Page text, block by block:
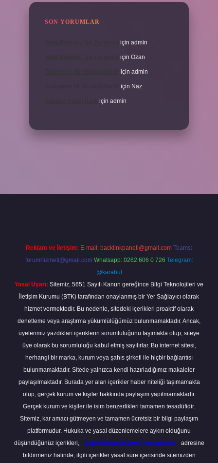
SON YORUMLAR
için admin
için Ozan
için admin
için Naz
için admin
Reklam ve İletişim: E-mail: backlinkpaneli@gmail.com Teams:
forumhizmeti@gmail.com Whatsapp: 0262 606 0 726 Telegram:
@karabul
Yasal Uyarı: Sitemiz, 5651 Sayılı Kanun gereğince Bilgi Teknolojileri ve
İletişim Kurumu (BTK) tarafından onaylanmış bir Yer Sağlayıcı olarak
hizmet vermektedir. Bu nedenle, sitedeki içerikleri proaktif olarak
denetleme veya araştırma yükümlülüğümüz bulunmamaktadır. Ancak,
üyelerimiz yazdıkları içeriklerin sorumluluğunu taşımakta olup, siteye
üye olarak bu sorumluluğu kabul etmiş sayılırlar. Bu internet sitesi,
herhangi bir marka, kurum veya şahıs şirketi ile hiçbir bağlantısı
bulunmamaktadır. Sitede yalnızca kendi hazırladığımız makaleler
paylaşılmaktadır. Burada yer alan içerikler haber niteliği taşımamakta
olup, gerçek kurum ve kişiler hakkında paylaşım yapılmamaktadır.
Gerçek kurum ve kişiler ile isim benzerlikleri tamamen tesadüfidir.
Sitemiz, kar amacı gütmeyen ve tamamen ücretsiz bir bilgi paylaşım
platformudur. Hukuka ve yasal düzenlemelere aykırı olduğunu
düşündüğünüz içerikleri,
backlinkpanelicomtr@gmail.com
adresine
bildirmeniz halinde, ilgili içerikler yasal süre içerisinde sitemizden